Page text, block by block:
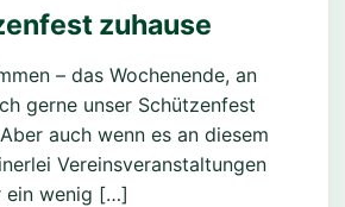
zuhause
– das Wochenende, an
gerne unser Schützenfest
auch wenn es an diesem
Vereinsveranstaltungen
ein wenig […]